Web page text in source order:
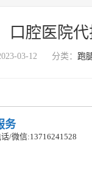
口腔医院
03-12 分类： 跑
务
话/微信:13716241528